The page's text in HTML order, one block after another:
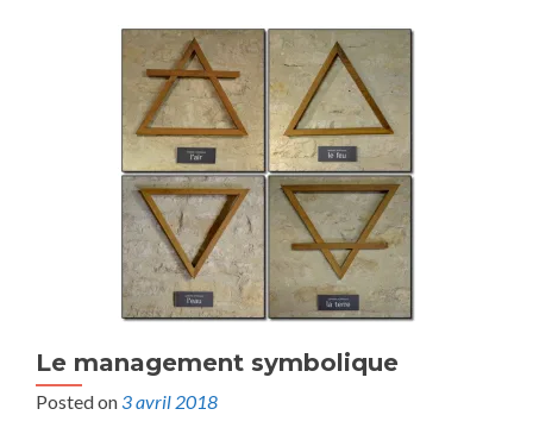
Le management symbolique
Posted on 3 avril 2018